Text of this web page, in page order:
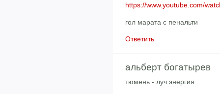
https://www.youtube.com/
гол марата с пенальти
Ответить
альберт богатырев
тюмень - луч энергия